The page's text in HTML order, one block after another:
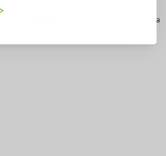
Azul), Marquês de Pombal (Linhas Amarela